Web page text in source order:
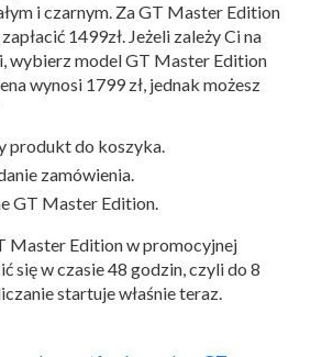
i czarnym. Za GT Master Edition
1499zł. Jeżeli zależy Ci na
wybierz model GT Master Edition
wynosi 1799 zł, jednak możesz
produkt do koszyka.
zamówienia.
GT Master Edition.
Master Edition w promocyjnej
się w czasie 48 godzin, czyli do 8
startuje właśnie teraz.